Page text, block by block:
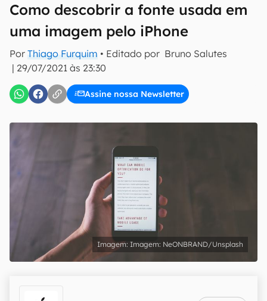
Como descobrir a fonte usada em
uma imagem pelo iPhone
Por Thiago Furquim • Editado por Bruno Salutes
| 29/07/2021 às 23:30
Assine nossa Newsletter
inscreva-se
Confirmo que li, aceito e concordo com os
Imagem: NeONBRAND/Unsplash